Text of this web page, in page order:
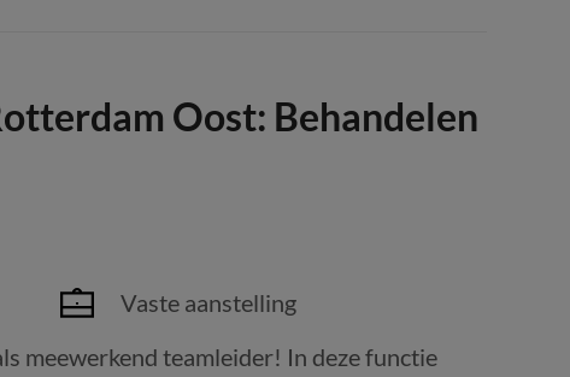
Oost: Behandelen
Vaste aanstelling
meewerkend teamleider! In deze functie